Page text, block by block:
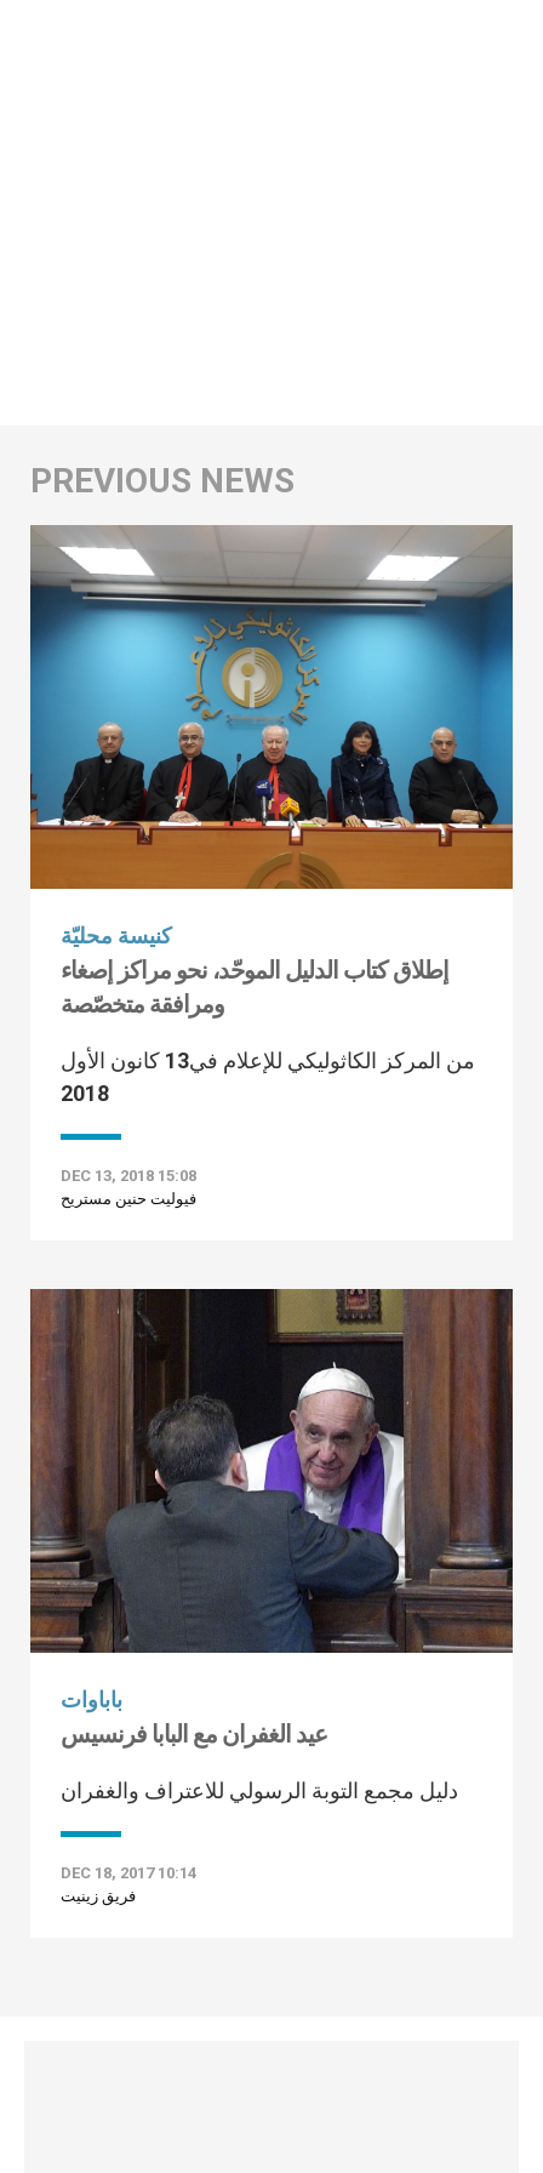
كنيسة محليّة
إطلاق كتاب الدليل الموحّد، نحو مراكز إصغاء
ومرافقة متخصّصة
من المركز الكاثوليكي للإعلام في13 كانون الأول
2018
DEC 13, 2018 15:08
فيوليت حنين مستريح
باباوات
عيد الغفران مع البابا فرنسيس
دليل مجمع التوبة الرسولي للاعتراف والغفران
DEC 18, 2017 10:14
فريق زينيت